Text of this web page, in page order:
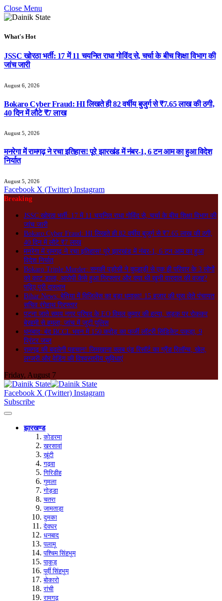
Close Menu
What's Hot
JSSC खोरठा भर्ती: 17 में 11 चयनित राधा गोविंद से, चर्चा के बीच शिक्षा विभाग की
जांच जारी
August 6, 2026
Bokaro Cyber Fraud: HI लिखते ही 82 वर्षीय बुजुर्ग से ₹7.65 लाख की ठगी,
40 दिन में लौटे ₹7 लाख
August 5, 2026
मनरेगा में रामगढ़ ने रचा इतिहास! पूरे झारखंड में नंबर-1, 6 टन आम का हुआ विदेश
निर्यात
August 5, 2026
Facebook X (Twitter) Instagram
Breaking
JSSC खोरठा भर्ती: 17 में 11 चयनित राधा गोविंद से, चर्चा के बीच शिक्षा विभाग की
जांच जारी
Bokaro Cyber Fraud: HI लिखते ही 82 वर्षीय बुजुर्ग से ₹7.65 लाख की ठगी,
40 दिन में लौटे ₹7 लाख
मनरेगा में रामगढ़ ने रचा इतिहास! पूरे झारखंड में नंबर-1, 6 टन आम का हुआ
विदेश निर्यात
Bokaro Triple Murder: सनकी पड़ोसी ने कुल्हाड़ी से एक ही परिवार के 3 लोगों
को काट डाला, आरोपी कैसे हुआ गिरफ्तार और क्या थी खूनी वारदात की वजह?
पढ़िए पूरी दास्तान
Bihar News: बेतिया में विजिलेंस का बड़ा धमाका! 15 हजार की घूस लेते पंचायत
सचिव रंगेहाथ गिरफ्तार
पटना जाते समय नगर परिषद के EO विमल कुमार की हत्या, सड़क पर रोककर
बेरहमी से हमला; जांच में जुटी पुलिस
धनबाद: बंद BCCL भवन में 150 करोड़ का फर्जी लॉटरी सिंडिकेट पकड़ा, 9
प्रिंटर जब्त
रामगढ़ की बदलेगी पहचान! जिमखाना क्लब एंड रिसॉर्ट का ग्रैंड रिलॉन्च, खेल,
लग्जरी और वेडिंग की विश्वस्तरीय सुविधाएं
Friday, August 7
Facebook X (Twitter) Instagram
Subscribe
झारखण्ड
कोडरमा
खरसावां
खूंटी
गढ़वा
गिरिडीह
गुमला
गोड्डा
चतरा
जामताड़ा
दुमका
देवघर
धनबाद
पलामू
पश्चिम सिंहभूम
पाकुड़
पूर्वी सिंहभूम
बोकारो
रांची
रामगढ़